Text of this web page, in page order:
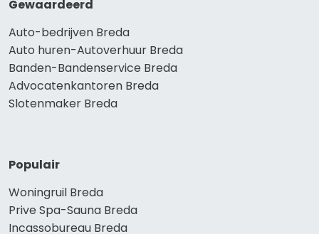
Gewaardeerd
Auto-bedrijven Breda
Auto huren-Autoverhuur Breda
Banden-Bandenservice Breda
Advocatenkantoren Breda
Slotenmaker Breda
Populair
Woningruil Breda
Prive Spa-Sauna Breda
Incassobureau Breda